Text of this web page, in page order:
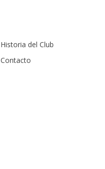
Historia del Club
Contacto